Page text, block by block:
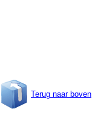
Terug naar boven